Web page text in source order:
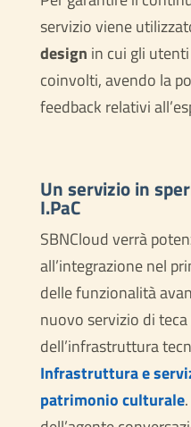
servizio viene
design in cui gli
coinvolti, avendo la
feedback relativi
Un servizio in
I.PaC
SBNCloud verrà
all’integrazione nel
delle funzionalità
nuovo servizio di
dell’infrastruttura
Infrastruttura e
patrimonio culturale